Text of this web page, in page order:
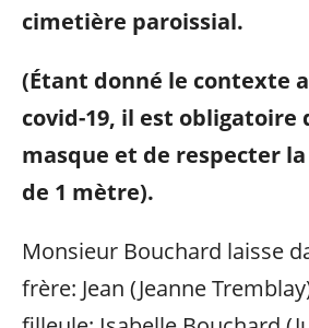
cimetière paroissial.
(Étant donné le contexte
covid-19, il est obligatoire
masque et de respecter
de 1 mètre).
Monsieur Bouchard laisse
frère: Jean (Jeanne